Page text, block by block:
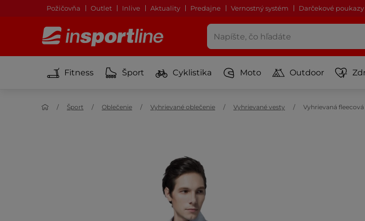
Požičovňa Outlet Inlive Aktuality Predajne Vernostný systém Darčekové poukazy
Fitness Šport Cyklistika Moto Outdoor
Šport Oblečenie Vyhrievané oblečenie Vyhrievané vesty Vyhrievaná